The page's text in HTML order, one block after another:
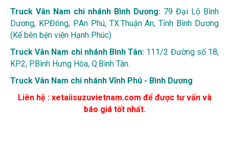
Truck Vân Nam chi nhánh Bình Dương: 79 Đại Lộ Bình
Dương, KP.Đông, P.An Phú, TX.Thuận An, Tỉnh Bình Dương
(Kế bên bện viện Hạnh Phúc)
Truck Vân Nam chi nhánh Bình Tân: 111/2 Đường số 18,
KP2, P.Bình Hưng Hòa, Q.Bình Tân.
Truck Vân Nam chi nhánh Vĩnh Phú - Bình Dương
Liên hệ : xetaiisuzuvietnam.com để được tư vấn và
báo giá tốt nhất.